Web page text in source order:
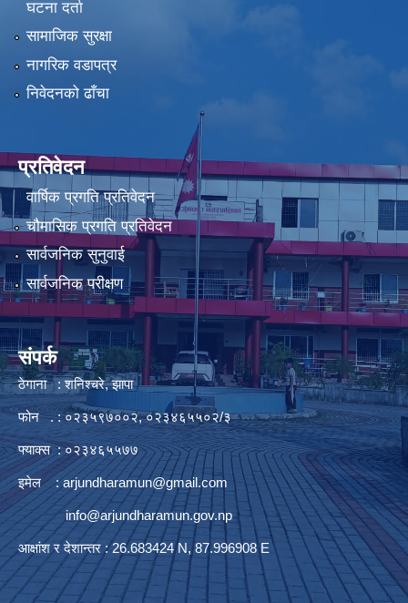
घटना दर्ता
सामाजिक सुरक्षा
नागरिक वडापत्र
निवेदनको ढाँचा
प्रतिवेदन
वार्षिक प्रगति प्रतिवेदन
चौमासिक प्रगति प्रतिवेदन
सार्वजनिक सुनुवाई
सार्वजनिक परीक्षण
संपर्क
ठेगाना : शनिश्चरे, झापा
फोन . : ०२३५९७००२, ०२३४६५५०२/३
फ्याक्स : ०२३४६५५७७
इमेल :arjundharamun@gmail.com
info@arjundharamun.gov.np
आक्षांश र देशान्तर : 26.683424 N, 87.996908 E